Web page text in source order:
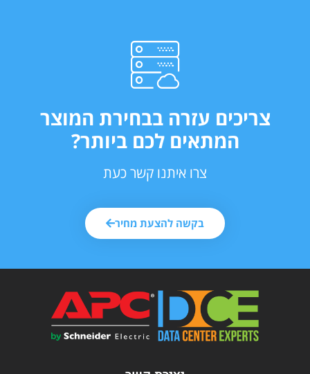
צריכים עזרה בבחירת המוצר
המתאים לכם ביותר?
צרו איתנו קשר כעת
בקשה להצעת מחיר